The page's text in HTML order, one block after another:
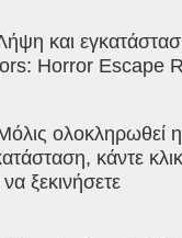
και
Horror Escape
ολοκληρωθεί η
κάντε
να ξεκινήσετε